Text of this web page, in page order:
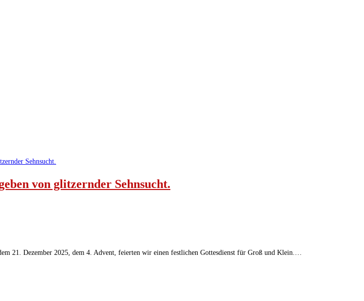
von glitzernder Sehnsucht.
21. Dezember 2025, dem 4. Advent, feierten wir einen festlichen Gottesdienst für Groß und Klein.…